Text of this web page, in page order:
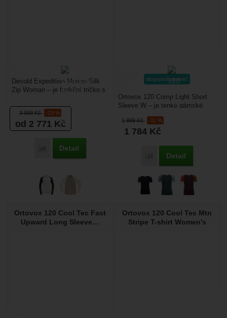
3 599Kč -23 %
od 2 771 Kč
Přidat 'Devold Expedition Merino Silk Zip Woman' k
Detail
Devold Expedition Merino Silk
Zip Woman – je funkční tričko s
merino vlny a...
doporučujeme!
1 999Kč -11 %
1 784 Kč
Přidat 'Ortovox 120
Detail
Ortovox 120 Comp Light Short
Sleeve W – je tenké dámské
rukávem. Je určené...
Ortovox 120 Cool Tec Fast
Upward Long Sleeve…
Ortovox 120 Cool Tec Mtn
Stripe T-shirt Women's